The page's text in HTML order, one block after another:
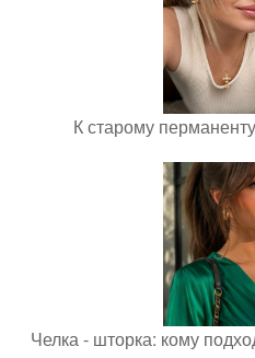
К старому
Челка - шторка: кому